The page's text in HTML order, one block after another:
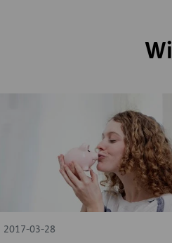
2017-03-28